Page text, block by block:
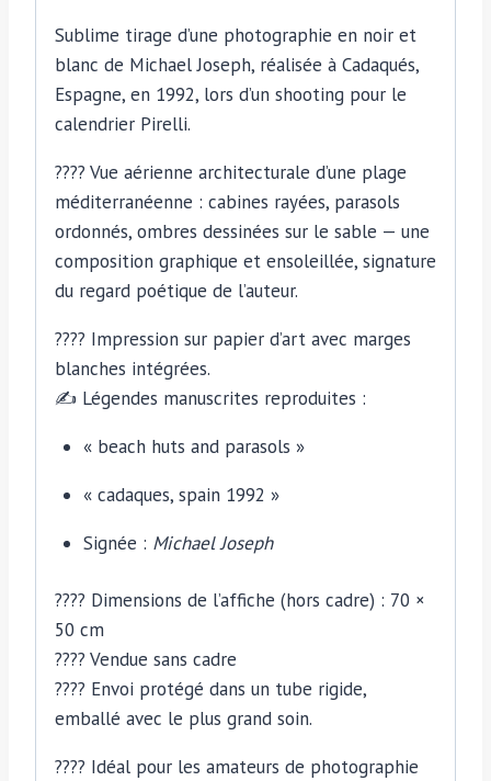
Sublime tirage d’une photographie en noir et
blanc de Michael Joseph, réalisée à Cadaqués,
Espagne, en 1992, lors d’un shooting pour le
calendrier Pirelli.
???? Vue aérienne architecturale d’une plage
méditerranéenne : cabines rayées, parasols
ordonnés, ombres dessinées sur le sable — une
composition graphique et ensoleillée, signature
du regard poétique de l’auteur.
????️ Impression sur papier d’art avec marges
blanches intégrées.
✍️ Légendes manuscrites reproduites :
« beach huts and parasols »
« cadaques, spain 1992 »
Signée : Michael Joseph
???? Dimensions de l’affiche (hors cadre) : 70 ×
50 cm
???? Vendue sans cadre
???? Envoi protégé dans un tube rigide,
emballé avec le plus grand soin.
???? Idéal pour les amateurs de photographie